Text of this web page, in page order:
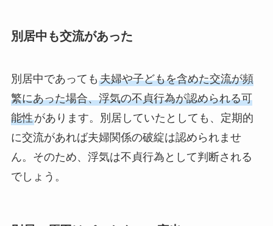
別居中も交流があった
別居中であっても 夫婦や子どもを含めた交流が頻
繁にあった場合、浮気の不貞行為が認められる可
能性があります。別居していたとしても、定期的
に交流があれば夫婦関係の破綻は認められませ
ん。そのため、浮気は不貞行為として判断される
でしょう。